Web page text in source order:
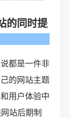
的同时提
都是一件非
的网站主题
用户体验中
站后期制